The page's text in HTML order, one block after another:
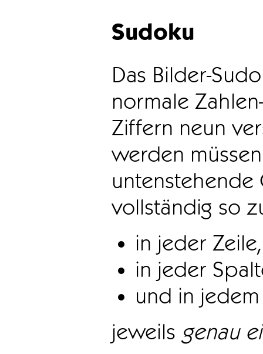
Sudoku
Das Bilder-
normale
Ziffern neun
werden
vollständig so
in jeder Zeile,
in jeder
und in
jeweils genau